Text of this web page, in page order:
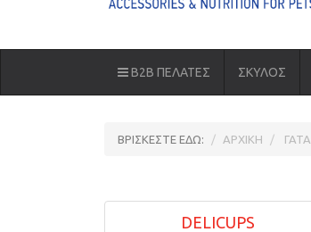
B2B ΠΕΛΑΤΕΣ ΣΚΥΛΟΣ
ΒΡΙΣΚΕΣΤΕ ΕΔΩ: ΑΡΧΙΚΗ ΓΑΤΑ
DELICUPS